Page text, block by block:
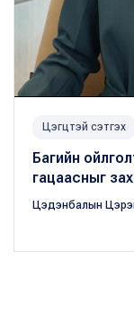
Цэгцтэй сэтгэх
Багийн
гацаасныг
Цэдэнбалын